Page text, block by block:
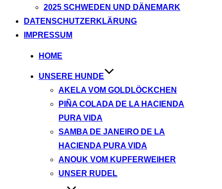
2025 SCHWEDEN UND DÄNEMARK
DATENSCHUTZERKLÄRUNG
IMPRESSUM
springen
HOME
UNSERE HUNDE
AKELA VOM GOLDLÖCKCHEN
PIÑA COLADA DE LA HACIENDA
PURA VIDA
SAMBA DE JANEIRO DE LA
HACIENDA PURA VIDA
ANOUK VOM KUPFERWEIHER
UNSER RUDEL